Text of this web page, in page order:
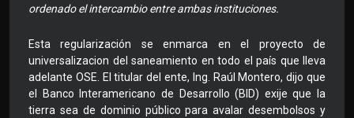
ordenado el intercambio entre ambas instituciones.
Esta regularización se enmarca en el proyecto de
universalizacion del saneamiento en todo el país que lleva
adelante OSE. El titular del ente, Ing. Raúl Montero, dijo que
el Banco Interamericano de Desarrollo (BID) exije que la
tierra sea de dominio público para avalar desembolsos y